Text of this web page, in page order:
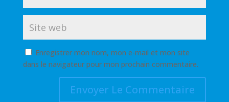
Enregistrer mon nom, mon e-mail et mon site
dans le navigateur pour mon prochain commentaire.